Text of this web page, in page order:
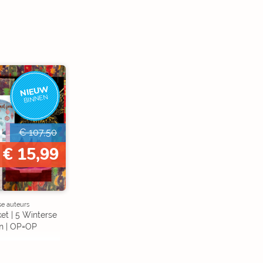
NIEUW
BINNEN
€ 107,50
€ 15,99
auteurs
| 5 Winterse
| OP=OP